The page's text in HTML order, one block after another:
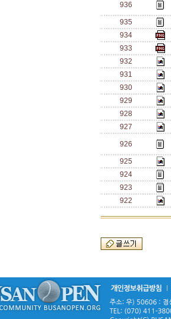
936
935
934
933
932
931
930
929
928
927
926
925
924
923
922